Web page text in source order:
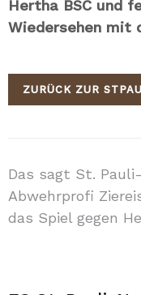
Hertha BSC und
Wiedersehen mit
ZURÜCK ZUR
Das sagt St. Pauli-
Abwehrprofi
das Spiel gegen